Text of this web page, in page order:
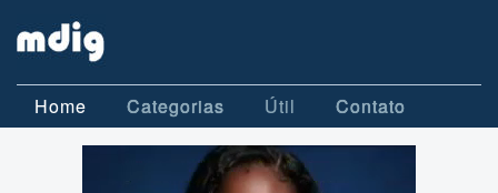
Home Categorias Útil Contato